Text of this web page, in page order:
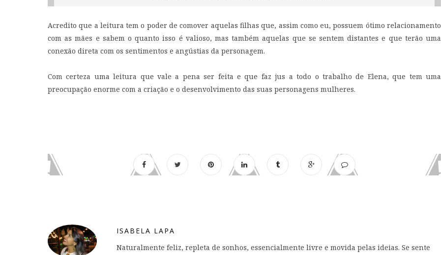
Acredito que a leitura tem o poder de comover aquelas filhas que, assim como eu, possuem ótimo relacionamento
com as mães e sabem o quanto isso é valioso, mas também aquelas que se sentem distantes e que terão uma
conexão direta com os sentimentos e angústias da personagem.
Com certeza uma leitura que vale a pena ser feita e que faz jus a todo o trabalho de Elena, que tem uma
preocupação enorme com a criação e o desenvolvimento das suas personagens mulheres.
ISABELA LAPA
Naturalmente feliz, repleta de sonhos, essencialmente livre e movida pelas ideias. Se sente